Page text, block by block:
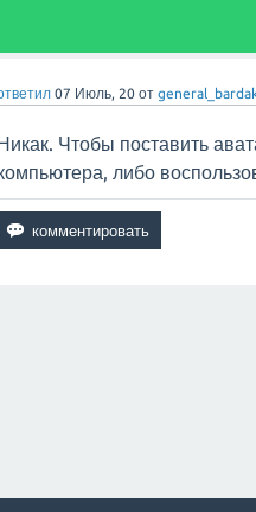
07 Июль, 20 от
Чтобы поставить
либо